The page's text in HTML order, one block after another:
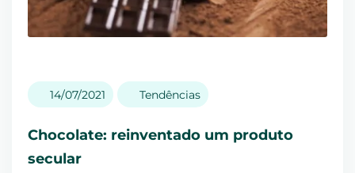
14/07/2021 Tendências
Chocolate: reinventado um produto
secular